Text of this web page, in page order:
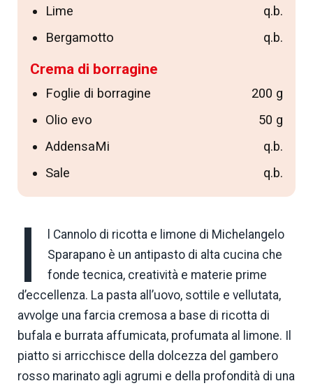
Lime
q.b.
Bergamotto
q.b.
Crema di borragine
Foglie di borragine
200 g
Olio evo
50 g
AddensaMi
q.b.
Sale
q.b.
I
l Cannolo di ricotta e limone di Michelangelo
Sparapano è un antipasto di alta cucina che
fonde tecnica, creatività e materie prime
d’eccellenza. La pasta all’uovo, sottile e vellutata,
avvolge una farcia cremosa a base di ricotta di
bufala e burrata affumicata, profumata al limone. Il
piatto si arricchisce della dolcezza del gambero
rosso marinato agli agrumi e della profondità di una